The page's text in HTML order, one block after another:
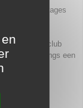
chalets, cottages
en
of de miniclub
langs een